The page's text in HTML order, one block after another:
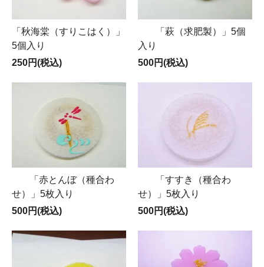
「秋海棠（すりこはく）」
5個入り
250円(税込)
「萩（求肥製）」5個
入り
500円(税込)
「赤とんぼ（種合わ
せ）」5枚入り
500円(税込)
「すすき（種合わ
せ）」5枚入り
500円(税込)